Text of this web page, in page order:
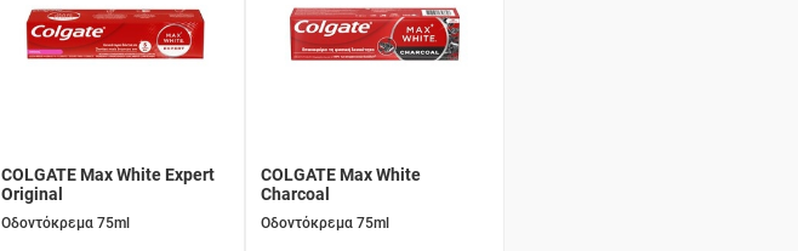
COLGATE Max White Expert
Original
Οδοντόκρεμα 75ml
COLGATE Max White
Charcoal
Οδοντόκρεμα 75ml